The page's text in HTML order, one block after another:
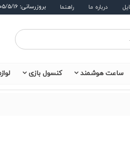
درباره ما راهنما بروزرسانی: ۱۴۰۵/۵/۱۶
ساعت هوشمند کنسول بازی